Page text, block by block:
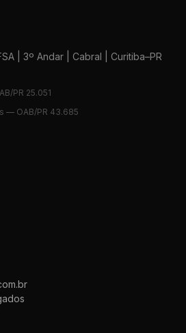
| 3º Andar | Cabral | Curitiba–PR
PR 25.051
— OAB/PR 43.685